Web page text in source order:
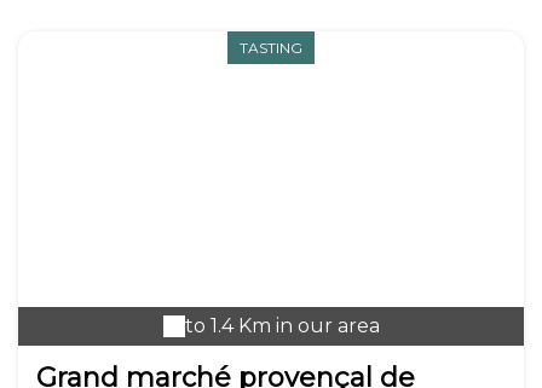
TASTING
to 1.4 Km in our area
Grand marché provençal de